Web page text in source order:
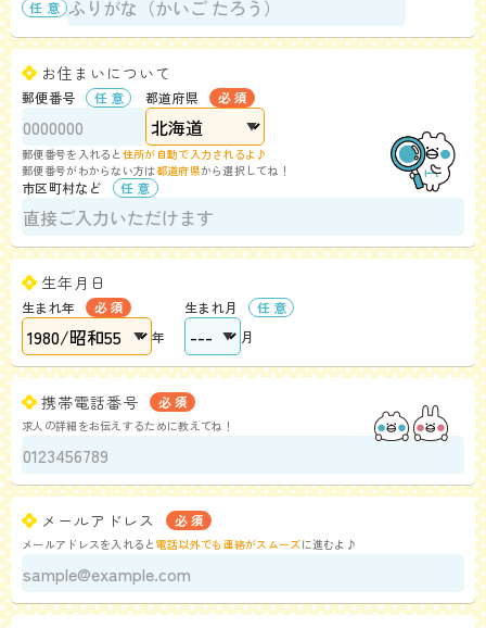
お住まいについて
郵便番号 都道府県
市区町村など
郵便番号を入れると 住所が自動で入力されるよ♪
郵便番号がわからない方は都道府県から選択してね！
生年月日
生まれ年
年
生まれ月
月
携帯電話番号
求人の詳細をお伝えするために教えてね！
メールアドレス
メールアドレスを入れると 電話以外でも連絡がスムーズに進むよ♪